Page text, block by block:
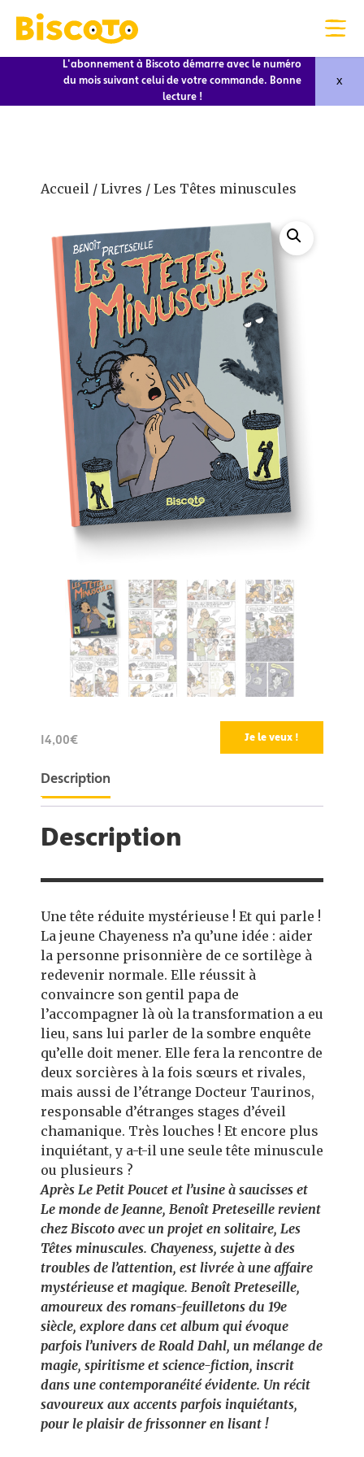
L'abonnement à Biscoto démarre avec le numéro
du mois suivant celui de votre commande. Bonne
lecture !
x
Accueil / Livres / Les Têtes minuscules
14,00€ Je le veux !
Description
Description
Une tête réduite mystérieuse ! Et qui parle !
La jeune Chayeness n’a qu’une idée : aider
la personne prisonnière de ce sortilège à
redevenir normale. Elle réussit à
convaincre son gentil papa de
l’accompagner là où la transformation a eu
lieu, sans lui parler de la sombre enquête
qu’elle doit mener. Elle fera la rencontre de
deux sorcières à la fois sœurs et rivales,
mais aussi de l’étrange Docteur Taurinos,
responsable d’étranges stages d’éveil
chamanique. Très louches ! Et encore plus
inquiétant, y a-t-il une seule tête minuscule
ou plusieurs ?
Après Le Petit Poucet et l’usine à saucisses et
Le monde de Jeanne, Benoît Preteseille revient
chez Biscoto avec un projet en solitaire, Les
Têtes minuscules. Chayeness, sujette à des
troubles de l’attention, est livrée à une affaire
mystérieuse et magique. Benoît Preteseille,
amoureux des romans-feuilletons du 19e
siècle, explore dans cet album qui évoque
parfois l’univers de Roald Dahl, un mélange de
magie, spiritisme et science-fiction, inscrit
dans une contemporanéité évidente. Un récit
savoureux aux accents parfois inquiétants,
pour le plaisir de frissonner en lisant !